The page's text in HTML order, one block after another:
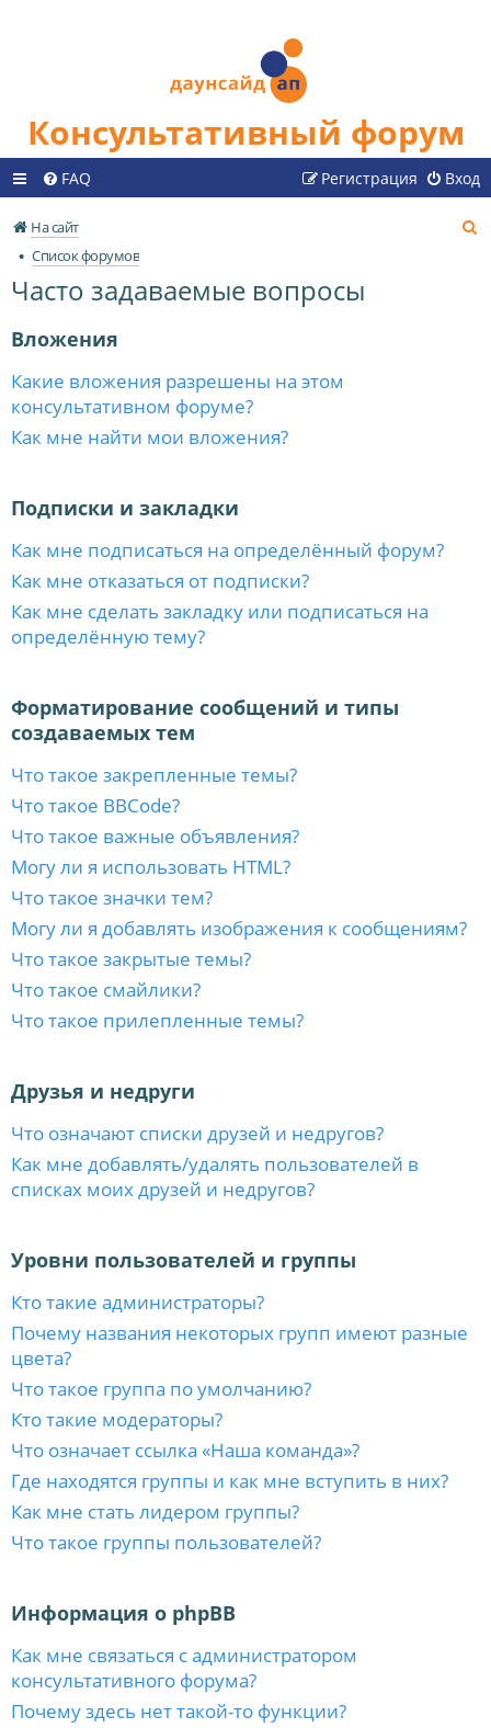
Консультативный форум
FAQ Вход
Регистрация
На сайт
Список форумов
Часто задаваемые вопросы
Вложения
Какие вложения разрешены на этом
консультативном форуме?
Как мне найти мои вложения?
Подписки и закладки
Как мне подписаться на определённый форум?
Как мне отказаться от подписки?
Как мне сделать закладку или подписаться на
определённую тему?
Форматирование сообщений и типы
создаваемых тем
Что такое закрепленные темы?
Что такое BBCode?
Что такое важные объявления?
Могу ли я использовать HTML?
Что такое значки тем?
Могу ли я добавлять изображения к сообщениям?
Что такое закрытые темы?
Что такое смайлики?
Что такое прилепленные темы?
Друзья и недруги
Что означают списки друзей и недругов?
Как мне добавлять/удалять пользователей в
списках моих друзей и недругов?
Уровни пользователей и группы
Кто такие администраторы?
Почему названия некоторых групп имеют разные
цвета?
Что такое группа по умолчанию?
Кто такие модераторы?
Что означает ссылка «Наша команда»?
Где находятся группы и как мне вступить в них?
Как мне стать лидером группы?
Что такое группы пользователей?
Информация о phpBB
Как мне связаться с администратором
консультативного форума?
Почему здесь нет такой-то функции?